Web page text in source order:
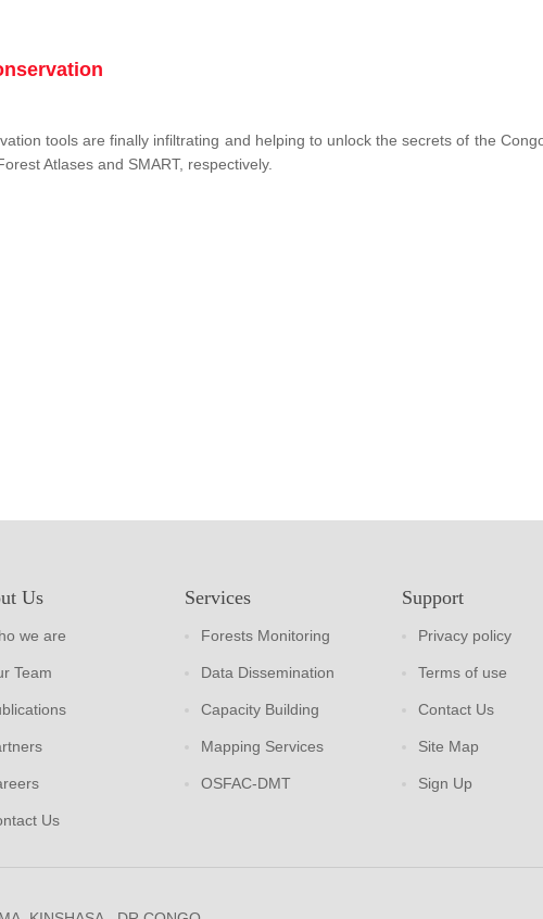
tools are finally infiltrating and helping to unlock the secrets of the
Atlases and SMART, respectively.
Us
we are
Team
Us
Services
Forests Monitoring
Data Dissemination
Capacity Building
Mapping Services
OSFAC-DMT
Support
Privacy policy
Terms of use
Contact Us
Site Map
Sign Up